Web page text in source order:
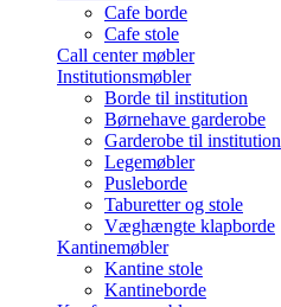
Cafe borde
Cafe stole
Call center møbler
Institutionsmøbler
Borde til institution
Børnehave garderobe
Garderobe til institution
Legemøbler
Pusleborde
Taburetter og stole
Væghængte klapborde
Kantinemøbler
Kantine stole
Kantineborde